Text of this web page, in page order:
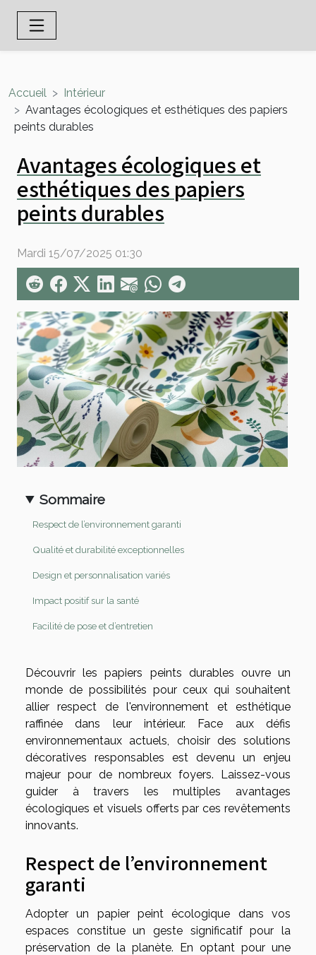
Accueil
Intérieur
Avantages écologiques et esthétiques des papiers
peints durables
Avantages écologiques et
esthétiques des papiers
peints durables
Mardi 15/07/2025 01:30
Sommaire
Respect de l’environnement garanti
Qualité et durabilité exceptionnelles
Design et personnalisation variés
Impact positif sur la santé
Facilité de pose et d’entretien
Découvrir les papiers peints durables ouvre un
monde de possibilités pour ceux qui souhaitent
allier respect de l'environnement et esthétique
raffinée dans leur intérieur. Face aux défis
environnementaux actuels, choisir des solutions
décoratives responsables est devenu un enjeu
majeur pour de nombreux foyers. Laissez-vous
guider à travers les multiples avantages
écologiques et visuels offerts par ces revêtements
innovants.
Respect de l’environnement
garanti
Adopter un papier peint écologique dans vos
espaces constitue un geste significatif pour la
préservation de la planète. En optant pour une